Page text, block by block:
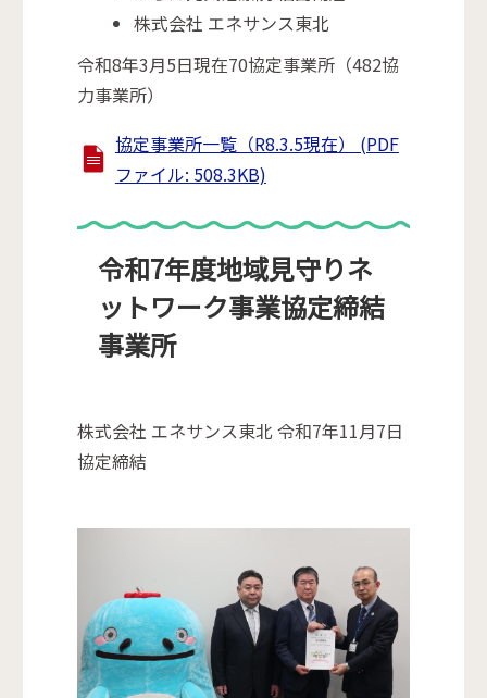
株式会社 エネサンス東北
令和8年3月5日現在70協定事業所（482協
力事業所）
協定事業所一覧（R8.3.5現在） (PDF
ファイル: 508.3KB)
令和7年度地域見守りネ
ットワーク事業協定締結
事業所
株式会社 エネサンス東北 令和7年11月7日
協定締結